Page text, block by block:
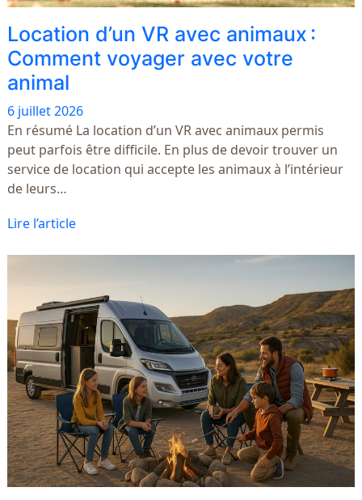
Location d’un VR avec animaux :
Comment voyager avec votre
animal
6 juillet 2026
En résumé La location d’un VR avec animaux permis
peut parfois être difficile. En plus de devoir trouver un
service de location qui accepte les animaux à l’intérieur
de leurs…
Lire l’article